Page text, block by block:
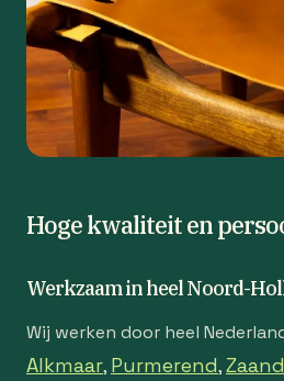
Hoge kwaliteit en
Werkzaam in heel Noord-
Wij werken door heel
Alkmaar, Purmerend,